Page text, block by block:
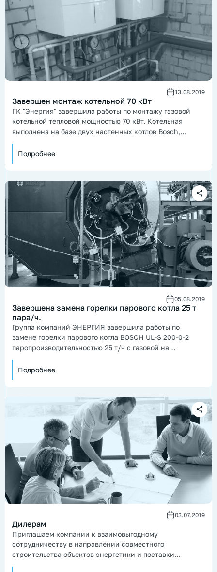
13.08.2019
Завершен монтаж котельной 70 кВт
ГК "Энергия" завершила работы по монтажу газовой
котельной тепловой мощностью 70 кВт. Котельная
выполнена на базе двух настенных котлов Bosch,
Подробнее
05.08.2019
Завершена замена горелки парового котла 25 т
пара/ч.
Группа компаний ЭНЕРГИЯ завершила работы по
замене горелки парового котла BOSCH UL-S 200-0-2
паропроизводительностью 25 т/ч с газовой на
Подробнее
03.07.2019
Дилерам
Приглашаем компании к взаимовыгодному
сотрудничеству в направлении совместного
строительства объектов энергетики и поставки